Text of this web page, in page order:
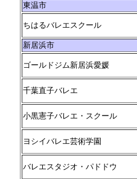
東温市
ちはるバレエスクール
新居浜市
ゴールドジム新居浜愛媛
千葉直子バレエ
小黒憲子バレエ・スクール
ヨシイバレエ芸術学園
バレエスタジオ・パドドウ